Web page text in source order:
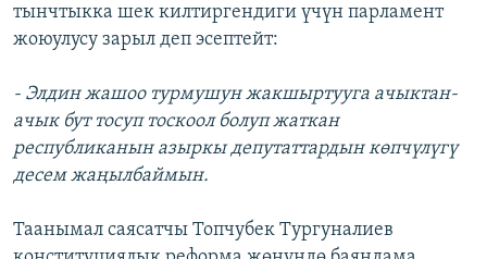
тынчтыкка шек килтиргендиги үчүн парламент
жоюулусу зарыл деп эсептейт:
- Элдин жашоо турмушун жакшыртууга ачыктан-
ачык бут тосуп тоскоол болуп жаткан
республиканын азыркы депутаттардын көпчүлүгү
десем жаңылбаймын.
Таанымал саясатчы Топчубек Тургуналиев